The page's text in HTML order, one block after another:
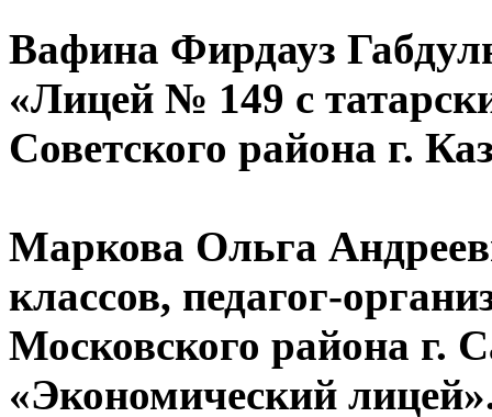
Вафина Фирдауз
«Лицей № 149 с
Советского района г.
Маркова Ольга
классов, педагог-
Московского района г.
«Экономический